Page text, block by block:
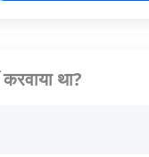
था?